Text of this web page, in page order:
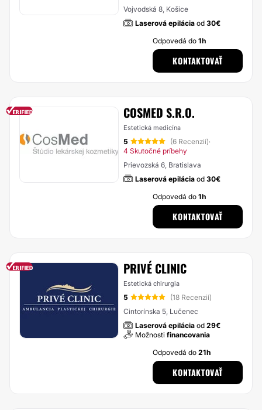
Vojvodská 8, Košice
Laserová epilácia od 30€
Odpovedá do1h
KONTAKTOVAŤ
COSMED S.R.O.
Estetická medicína
5 (6 Recenzií)·
4 Skutočné príbehy
Prievozská 6, Bratislava
Laserová epilácia od 30€
Odpovedá do1h
KONTAKTOVAŤ
PRIVÉ CLINIC
Estetická chirurgia
5
(18 Recenzií)
Cintorínska 5, Lučenec
Laserová epilácia od 29€
Možnosti financovania
Odpovedá do21h
KONTAKTOVAŤ